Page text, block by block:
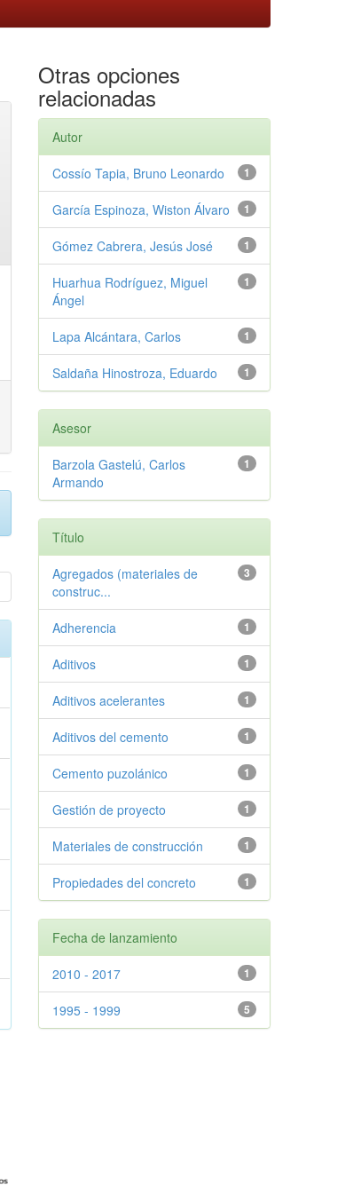
Otras opciones
relacionadas
Autor
1
Cossío Tapia, Bruno Leonardo
1
García Espinoza, Wiston Álvaro
1
Gómez Cabrera, Jesús José
1
Huarhua Rodríguez, Miguel
Ángel
1
Lapa Alcántara, Carlos
1
Saldaña Hinostroza, Eduardo
Asesor
1
Barzola Gastelú, Carlos
Armando
Título
3
Agregados (materiales de
construc...
1
Adherencia
1
Aditivos
1
Aditivos acelerantes
1
Aditivos del cemento
1
Cemento puzolánico
1
Gestión de proyecto
1
Materiales de construcción
1
Propiedades del concreto
Fecha de lanzamiento
1
2010 - 2017
5
1995 - 1999